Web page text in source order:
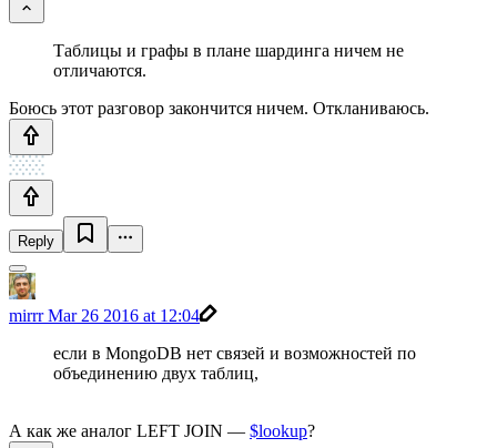
Таблицы и графы в плане шардинга ничем не
отличаются.
Боюсь этот разговор закончится ничем. Откланиваюсь.
Reply
mirrrMar 26 2016 at 12:04
если в MongoDB нет связей и возможностей по
объединению двух таблиц,
А как же аналог LEFT JOIN — $lookup?